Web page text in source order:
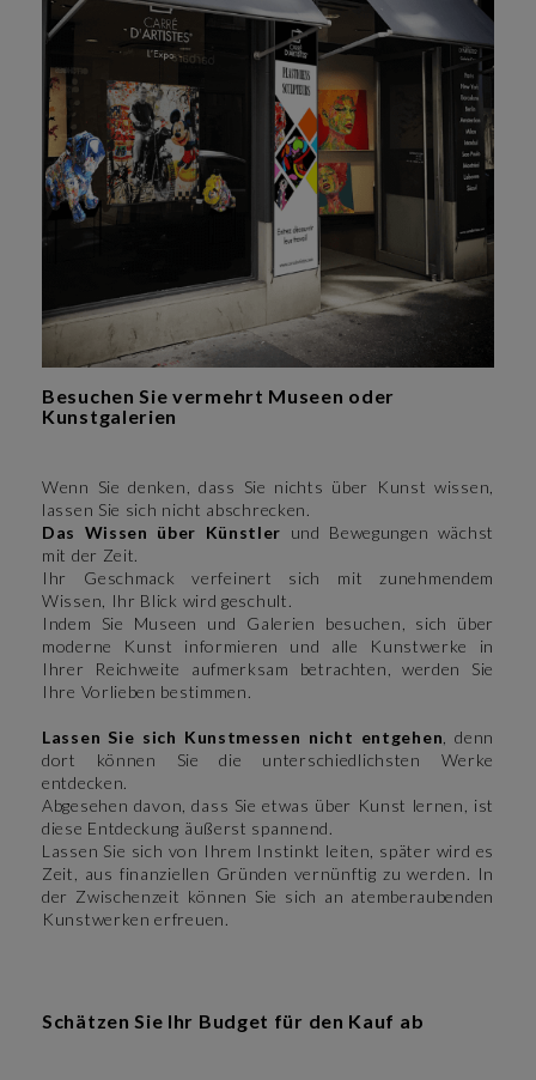
Besuchen Sie vermehrt Museen oder
Kunstgalerien
Wenn Sie denken, dass Sie nichts über Kunst wissen,
lassen Sie sich nicht abschrecken.
Das Wissen über Künstler und Bewegungen wächst
mit der Zeit.
Ihr Geschmack verfeinert sich mit zunehmendem
Wissen, Ihr Blick wird geschult.
Indem Sie Museen und Galerien besuchen, sich über
moderne Kunst informieren und alle Kunstwerke in
Ihrer Reichweite aufmerksam betrachten, werden Sie
Ihre Vorlieben bestimmen.
Lassen Sie sich Kunstmessen nicht entgehen , denn
dort können Sie die unterschiedlichsten Werke
entdecken.
Abgesehen davon, dass Sie etwas über Kunst lernen, ist
diese Entdeckung äußerst spannend.
Lassen Sie sich von Ihrem Instinkt leiten, später wird es
Zeit, aus finanziellen Gründen vernünftig zu werden. In
der Zwischenzeit können Sie sich an atemberaubenden
Kunstwerken erfreuen.
Schätzen Sie Ihr Budget für den Kauf ab